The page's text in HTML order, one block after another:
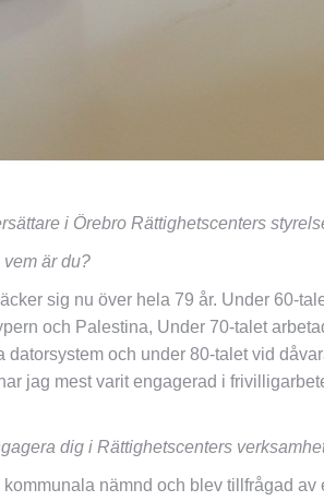
i Örebro Rättighetscenters
är du?
sig nu över hela 79 år. Under 60-
och Palestina, Under 70-talet
datorsystem och under 80-talet vid
jag mest varit engagerad i
dig i Rättighetscenters
nämnd och blev tillfrågad